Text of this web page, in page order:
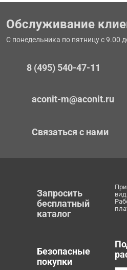
Обслуживание
С понедельника по пятницу с 9.00
8 (495) 540-47-11
aconit-m@aconit.ru
Связаться с нами
Запросить
бесплатный
каталог
Безопасные
покупки